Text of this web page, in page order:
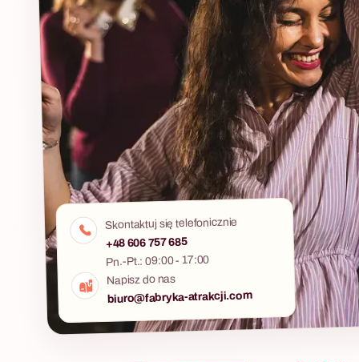
Skontaktuj się telefonicznie
+48 606 757 685
Pn.-Pt.: 09:00 - 17:00
Napisz do nas
biuro@fabryka-atrakcji.com